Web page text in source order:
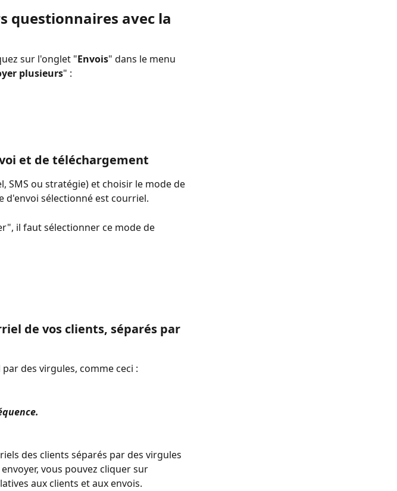
questionnaires avec la
sur l'onglet "Envois" dans le menu
plusieurs" :
et de téléchargement
SMS ou stratégie) et choisir le mode de
d'envoi sélectionné est courriel.
il faut sélectionner ce mode de
de vos clients, séparés par
des virgules, comme ceci :
des clients séparés par des virgules
vous pouvez cliquer sur
aux clients et aux envois.